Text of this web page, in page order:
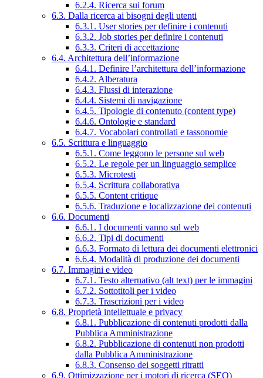
6.2.4. Ricerca sui forum
6.3. Dalla ricerca ai bisogni degli utenti
6.3.1. User stories per definire i contenuti
6.3.2. Job stories per definire i contenuti
6.3.3. Criteri di accettazione
6.4. Architettura dell’informazione
6.4.1. Definire l’architettura dell’informazione
6.4.2. Alberatura
6.4.3. Flussi di interazione
6.4.4. Sistemi di navigazione
6.4.5. Tipologie di contenuto (content type)
6.4.6. Ontologie e standard
6.4.7. Vocabolari controllati e tassonomie
6.5. Scrittura e linguaggio
6.5.1. Come leggono le persone sul web
6.5.2. Le regole per un linguaggio semplice
6.5.3. Microtesti
6.5.4. Scrittura collaborativa
6.5.5. Content critique
6.5.6. Traduzione e localizzazione dei contenuti
6.6. Documenti
6.6.1. I documenti vanno sul web
6.6.2. Tipi di documenti
6.6.3. Formato di lettura dei documenti elettronici
6.6.4. Modalità di produzione dei documenti
6.7. Immagini e video
6.7.1. Testo alternativo (alt text) per le immagini
6.7.2. Sottotitoli per i video
6.7.3. Trascrizioni per i video
6.8. Proprietà intellettuale e privacy
6.8.1. Pubblicazione di contenuti prodotti dalla
Pubblica Amministrazione
6.8.2. Pubblicazione di contenuti non prodotti
dalla Pubblica Amministrazione
6.8.3. Consenso dei soggetti ritratti
6.9. Ottimizzazione per i motori di ricerca (SEO)